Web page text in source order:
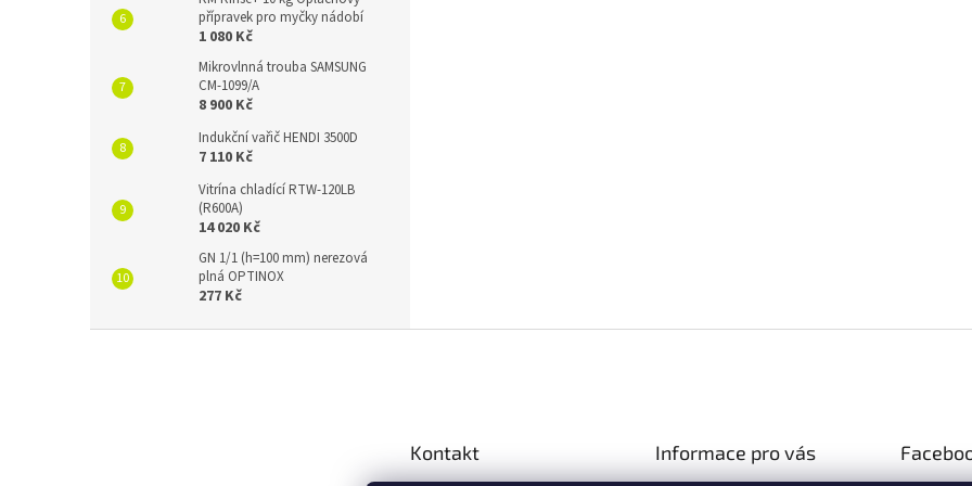
přípravek pro myčky nádobí
1 080 Kč
Mikrovlnná trouba SAMSUNG
CM-1099/A
8 900 Kč
Indukční vařič HENDI 3500D
7 110 Kč
Vitrína chladící RTW-120LB
(R600A)
14 020 Kč
GN 1/1 (h=100 mm) nerezová
plná OPTINOX
277 Kč
Kontakt Informace pro vás